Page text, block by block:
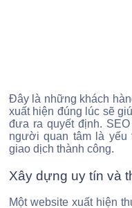
Đây là những khách
xuất hiện đúng lúc sẽ
đưa ra quyết định.
người quan tâm là yếu
giao dịch thành công.
Xây dựng uy tín và
Một website xuất hiện